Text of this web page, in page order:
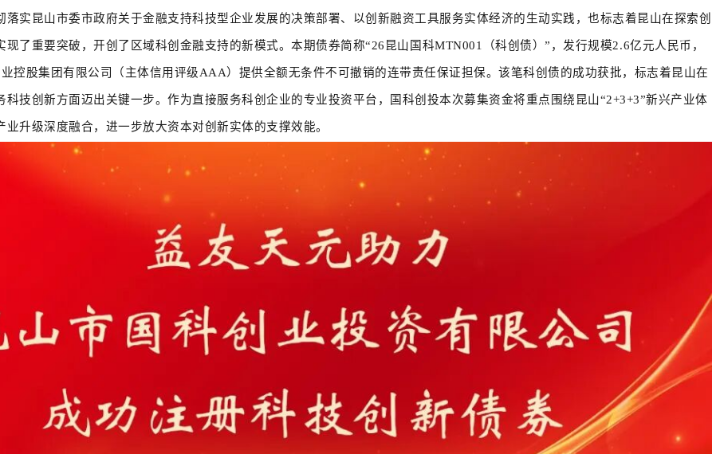
落实昆山市委市政府关于金融支持科技型企业发展的决策部署、以创新融资工具服务实体经济的生动实践，也标志着昆山在探索创
现了重要突破，开创了区域科创金融支持的新模式。本期债券简称“26昆山国科MTN001（科创债）”，发行规模2.6亿元人民币，
控股集团有限公司（主体信用评级AAA）提供全额无条件不可撤销的连带责任保证担保。该笔科创债的成功获批，标志着昆山在
科技创新方面迈出关键一步。作为直接服务科创企业的专业投资平台，国科创投本次募集资金将重点围绕昆山“2+3+3”新兴产业体
业升级深度融合，进一步放大资本对创新实体的支撑效能。